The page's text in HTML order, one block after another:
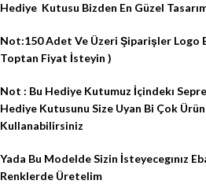
Hediye Kutusu Bizden En Güzel
Not:150 Adet Ve Üzeri Şiparişler Logo
Toptan Fiyat İsteyin )
Not : Bu Hediye Kutumuz İçindekı
Hediye Kutusunu Size Uyan Bi Çok
Kullanabilirsiniz
Yada Bu Modelde Sizin İsteyecegınız
Renklerde Üretelim